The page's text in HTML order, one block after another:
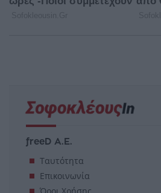
freeD Α.Ε.
Ταυτότητα
Επικοινωνία